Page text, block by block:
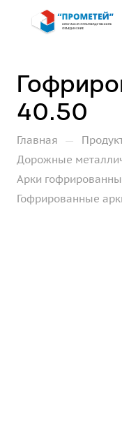
40.50
Главная —
Дорожные
Арки
Гофрированные